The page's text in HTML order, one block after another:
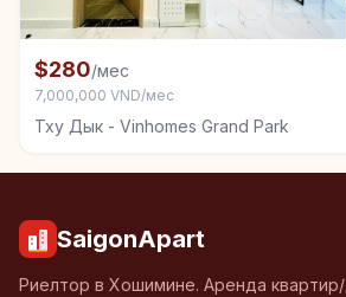
Комната в аренду в Тху Дык -
$280/мес
7,000,000 VND/мес
Тху Дык - Vinhomes Grand Park
SaigonApart
Риелтор в Хошимине. Аренда